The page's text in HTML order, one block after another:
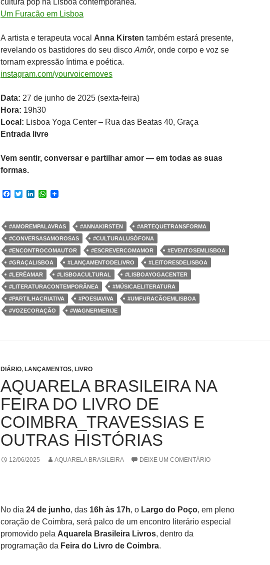
cultura pop na Lisboa contemporânea.
Um Furacão em Lisboa
A artista e terapeuta vocal Anna Kirsten também estará presente,
revelando os bastidores do seu disco Amôr, onde corpo e voz se
tornam expressão íntima e poética.
instagram.com/yourvoicemoves
Data: 27 de junho de 2025 (sexta-feira)
Hora: 19h30
Local: Lisboa Yoga Center – Rua das Beatas 40, Graça
Entrada livre
Vem sentir, conversar e partilhar amor — em todas as suas
formas.
F
b
o
o
k
T
t
e
r
L
e
d
I
n
W
s
A
p
p
#AMOREMPALAVRAS #ANNAKIRSTEN
#ARTEQUETRANSFORMA
#CONVERSASAMOROSAS
#CULTURALUSÓFONA
#ENCONTROCOMAUTOR
#ESCREVERCOMAMOR
#EVENTOSEMLISBOA
#GRAÇALISBOA
#LANÇAMENTODELIVRO
#LEITORESDELISBOA
#LERÉAMAR
#LISBOACULTURAL
#LISBOAYOGACENTER
#LITERATURACONTEMPORÂNEA
#MÚSICAELITERATURA
#PARTILHACRIATIVA
#POESIAVIVA
#UMFURACÃOEMLISBOA
#VOZECORAÇÃO
#WAGNERMERIJE
DIÁRIO, LANÇAMENTOS, LIVRO
AQUARELA BRASILEIRA NA
FEIRA DO LIVRO DE
COIMBRA_TRAVESSIAS E
OUTRAS HISTÓRIAS
12/06/2025 AQUARELA BRASILEIRA DEIXE UM COMENTÁRIO
No dia 24 de junho, das 16h às 17h, o Largo do Poço, em pleno
coração de Coimbra, será palco de um encontro literário especial
promovido pela Aquarela Brasileira Livros, dentro da
programação da Feira do Livro de Coimbra.